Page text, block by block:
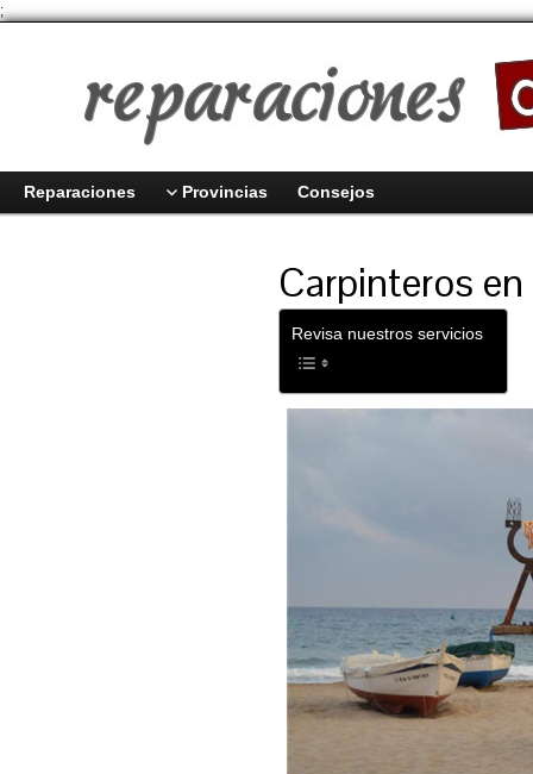
;
Reparaciones Provincias Consejos
Carpinteros
Revisa nuestros servicios